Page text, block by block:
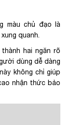
màu chủ đạo là
quanh.
hai ngăn rõ
dùng dễ dàng
không chỉ giúp
nhận thức bảo